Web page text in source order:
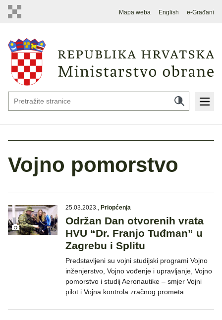
Mapa weba English e-Građani
Vojno pomorstvo
25.03.2023., Priopćenja
Održan Dan otvorenih vrata
HVU “Dr. Franjo Tuđman” u
Zagrebu i Splitu
Predstavljeni su vojni studijski programi Vojno
inženjerstvo, Vojno vođenje i upravljanje, Vojno
pomorstvo i studij Aeronautike – smjer Vojni
pilot i Vojna kontrola zračnog prometa